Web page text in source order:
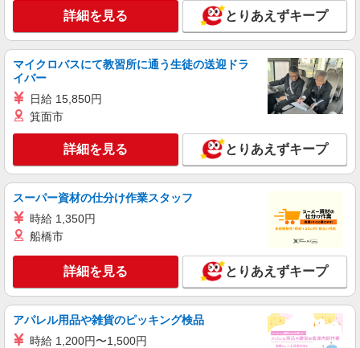
詳細を見る とりあえずキープ
マイクロバスにて教習所に通う生徒の送迎ドラ
イバー
日給 15,850円
箕面市
詳細を見る とりあえずキープ
スーパー資材の仕分け作業スタッフ
時給 1,350円
船橋市
詳細を見る とりあえずキープ
アパレル用品や雑貨のピッキング検品
時給 1,200円〜1,500円